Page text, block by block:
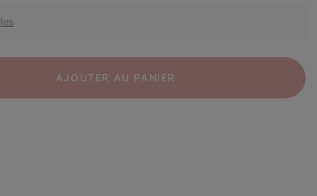
AJOUTER AU PANIER